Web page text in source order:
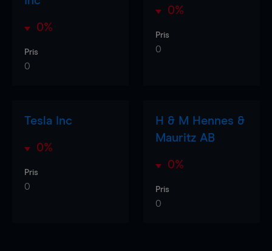
0%
Pris
0
0%
Pris
0
Tesla Inc
0%
Pris
0
H & M Hennes &
Mauritz AB
0%
Pris
0